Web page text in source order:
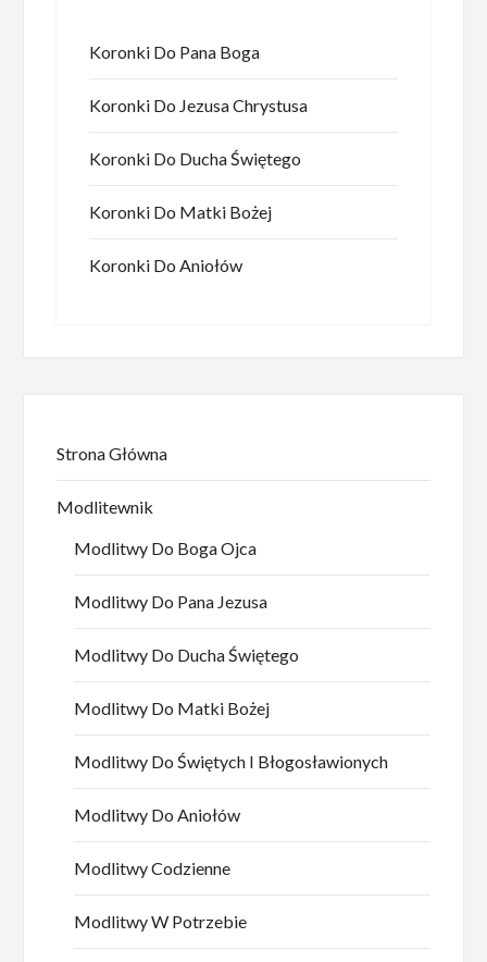
Koronki Do Pana Boga
Koronki Do Jezusa Chrystusa
Koronki Do Ducha Świętego
Koronki Do Matki Bożej
Koronki Do Aniołów
Strona Główna
Modlitewnik
Modlitwy Do Boga Ojca
Modlitwy Do Pana Jezusa
Modlitwy Do Ducha Świętego
Modlitwy Do Matki Bożej
Modlitwy Do Świętych I Błogosławionych
Modlitwy Do Aniołów
Modlitwy Codzienne
Modlitwy W Potrzebie